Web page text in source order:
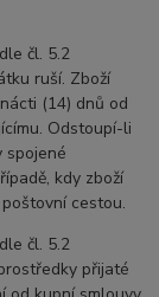
čl. 5.2
ruší. Zboží
(14) dnů od
Odstoupí-li
spojené
kdy zboží
cestou.
čl. 5.2
přijaté